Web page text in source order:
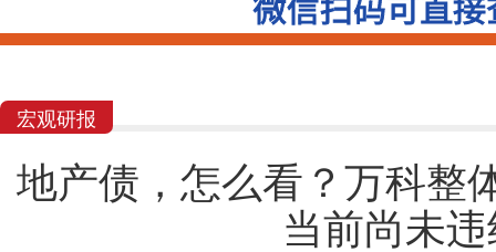
宏观研报
地产债，怎么看？万科整
当前尚未